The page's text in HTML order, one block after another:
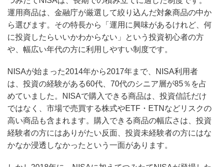
運用商品は、金融庁が厳選して絞り込んだ対象商品の中か
ら選びます。その特長から「運用に興味があるけれど、何
に投資したらいいかわからない」という投資初心者の方
や、幅広い年代の方に利用しやすい制度です。
NISAが始まった2014年から2017年まで、NISA利用者
は、投資の経験がある60代、70代のシニア層が85％を占
めていました。NISAで購入できる商品は、投資信託だけ
ではなく、市場で売買する株式やETF・ETNなどリスクの
高い商品も含まれます。購入できる商品の幅広さは、投資
経験者の方にはありがたい反面、投資未経験者の方にはな
かなか浸透しなかったという一面があります。